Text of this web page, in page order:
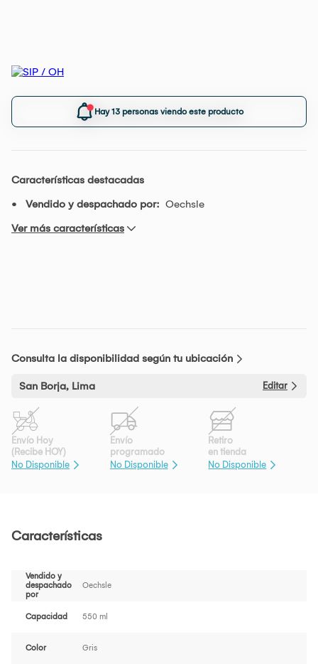
Hay 13 personas viendo este producto
Características destacadas
Vendido y despachado por: Oechsle
Ver más características
Consulta la disponibilidad según tu ubicación
San Borja, Lima Editar
Envío Hoy
(Recibe HOY)
No Disponible
Envío
programado
No Disponible
Retiro
en tienda
No Disponible
Características
Vendido y
despachado
por
Oechsle
Capacidad 550 ml
Color Gris